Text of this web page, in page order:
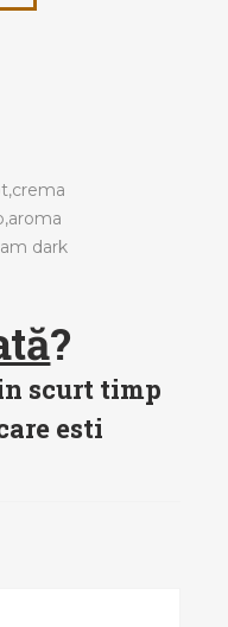
dark
?
scurt timp
esti